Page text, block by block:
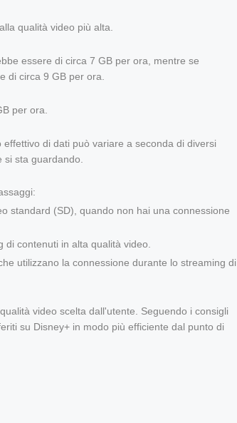
qualità video più alta.
essere di circa 7 GB per ora, mentre se
di circa 9 GB per ora.
per ora.
di dati può variare a seconda di diversi
sta guardando.
standard (SD), quando non hai una connessione
contenuti in alta qualità video.
utilizzano la connessione durante lo streaming di
video scelta dall'utente. Seguendo i consigli
su Disney+ in modo più efficiente dal punto di